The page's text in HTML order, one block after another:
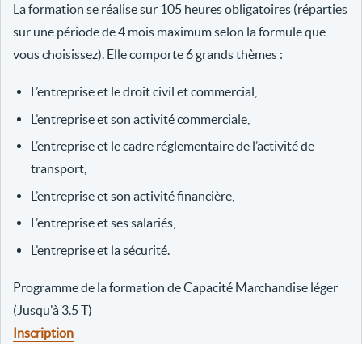
La formation se réalise sur 105 heures obligatoires (réparties
sur une période de 4 mois maximum selon la formule que
vous choisissez). Elle comporte 6 grands thèmes :
L’entreprise et le droit civil et commercial,
L’entreprise et son activité commerciale,
L’entreprise et le cadre réglementaire de l’activité de
transport,
L’entreprise et son activité financière,
L’entreprise et ses salariés,
L’entreprise et la sécurité.
Programme de la formation de Capacité Marchandise léger
(Jusqu'à 3.5 T)
Inscription